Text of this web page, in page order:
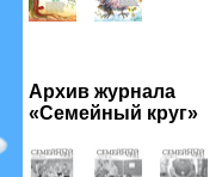
Архив журнала
«Семейный круг»